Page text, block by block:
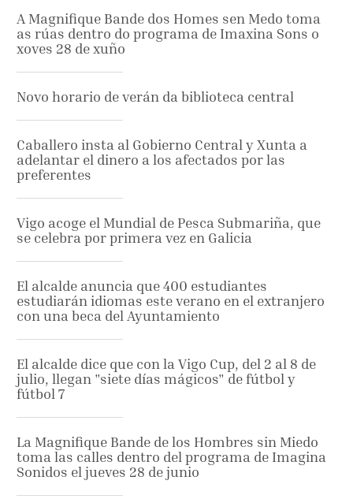
A Magnifique Bande dos Homes sen Medo toma
as rúas dentro do programa de Imaxina Sons o
xoves 28 de xuño
Novo horario de verán da biblioteca central
Caballero insta al Gobierno Central y Xunta a
adelantar el dinero a los afectados por las
preferentes
Vigo acoge el Mundial de Pesca Submariña, que
se celebra por primera vez en Galicia
El alcalde anuncia que 400 estudiantes
estudiarán idiomas este verano en el extranjero
con una beca del Ayuntamiento
El alcalde dice que con la Vigo Cup, del 2 al 8 de
julio, llegan "siete días mágicos" de fútbol y
fútbol 7
La Magnifique Bande de los Hombres sin Miedo
toma las calles dentro del programa de Imagina
Sonidos el jueves 28 de junio